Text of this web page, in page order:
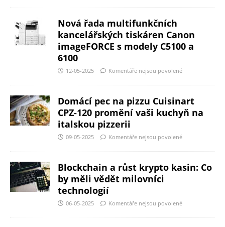
Nová řada multifunkčních
kancelářských tiskáren Canon
imageFORCE s modely C5100 a
6100
12-05-2025 Komentáře nejsou povolené
Domácí pec na pizzu Cuisinart
CPZ-120 promění vaši kuchyň na
italskou pizzerii
09-05-2025 Komentáře nejsou povolené
Blockchain a růst krypto kasin: Co
by měli vědět milovníci
technologií
06-05-2025 Komentáře nejsou povolené